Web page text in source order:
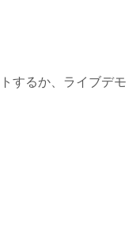
するか、ライブデモ